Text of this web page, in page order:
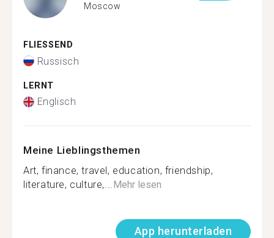
Moscow
FLIESSEND
Russisch
LERNT
Englisch
Meine Lieblingsthemen
Art, finance, travel, education, friendship,
literature, culture,...Mehr lesen
App herunterladen